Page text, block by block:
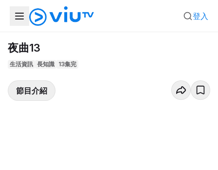
登入
夜曲13
生活資訊 長知識 13集完
節目介紹